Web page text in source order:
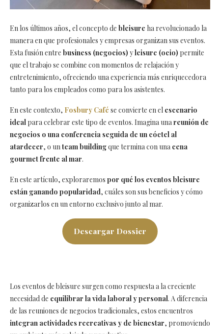
En los últimos años, el concepto de bleisure ha revolucionado la
manera en que profesionales y empresas organizan sus eventos.
Esta fusión entre business (negocios) yleisure (ocio) permite
que el trabajo se combine con momentos de relajación y
entretenimiento, ofreciendo una experiencia más enriquecedora
tanto para los empleados como para los asistentes.
En este contexto, Fosbury Café se convierte en el escenario
ideal para celebrar este tipo de eventos. Imagina una reunión de
negocios o una conferencia seguida de un cóctel al
atardecer, o un team buildingque termina con una cena
gourmet frente al mar.
En este artículo, exploraremos por qué los eventos bleisure
están ganando popularidad, cuáles son sus beneficios y cómo
organizarlos en un entorno exclusivo junto al mar.
Descargar Dossier
Los eventos de bleisure surgen como respuesta a la creciente
necesidad de equilibrar la vida laboral y personal. A diferencia
de las reuniones de negocios tradicionales, estos encuentros
integran actividades recreativas y de bienestar, promoviendo